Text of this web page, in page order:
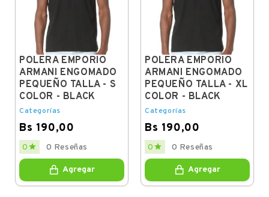
POLERA EMPORIO
ARMANI ENGOMADO
PEQUEÑO TALLA - S
COLOR - BLACK
Categorías
Bs 190,00
Price
0  0 Reseñas
Agregar
POLERA EMPORIO
ARMANI ENGOMADO
PEQUEÑO TALLA - XL
COLOR - BLACK
Categorías
Bs 190,00
Price
0  0 Reseñas
Agregar